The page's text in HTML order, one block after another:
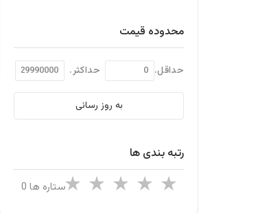
محدوده قیمت
حداقل. حداکثر.
به روز رسانی
رتبه بندی ها
ستاره ها